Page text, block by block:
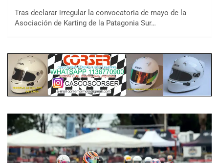
Tras declarar irregular la convocatoria de mayo de la
Asociación de Karting de la Patagonia Sur…